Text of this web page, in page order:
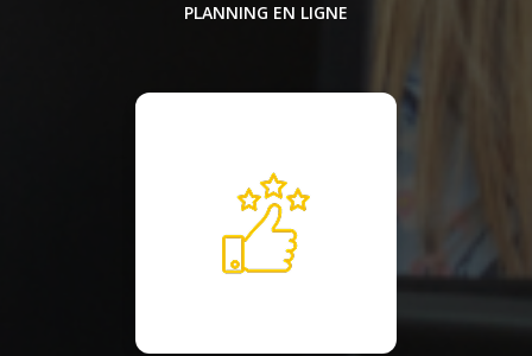
PLANNING EN LIGNE